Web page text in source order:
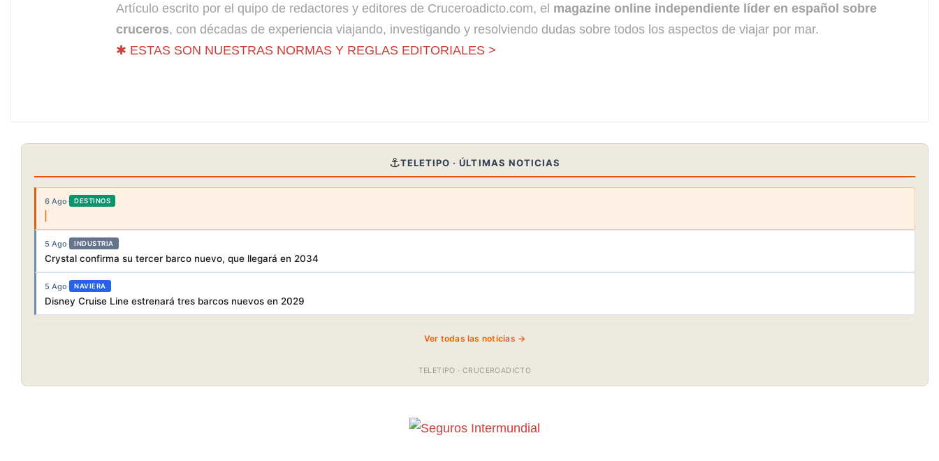
Artículo escrito por el quipo de redactores y editores de Cruceroadicto.com, el magazine online independiente líder en español sobre
cruceros, con décadas de experiencia viajando, investigando y resolviendo dudas sobre todos los aspectos de viajar por mar.
✱ ESTAS SON NUESTRAS NORMAS Y REGLAS EDITORIALES >
⚓TELETIPO · ÚLTIMAS NOTICIAS
6 Ago· DESTINOS
5 Ago· INDUSTRIA
Crystal confirma su tercer barco nuevo, que llegará en 2034
5 Ago· NAVIERA
Disney Cruise Line estrenará tres barcos nuevos en 2029
Ver todas las noticias →
TELETIPO · CRUCEROADICTO